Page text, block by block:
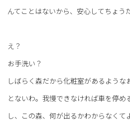
んてことはないから、安心してちょう
え？
お手洗い？
しばらく森だから化粧室があるような
とないわ。我慢できなければ車を停め
し、この森、何が出るかわからなくて